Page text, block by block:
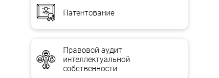
Патентование
Правовой аудит
интеллектуальной
собственности